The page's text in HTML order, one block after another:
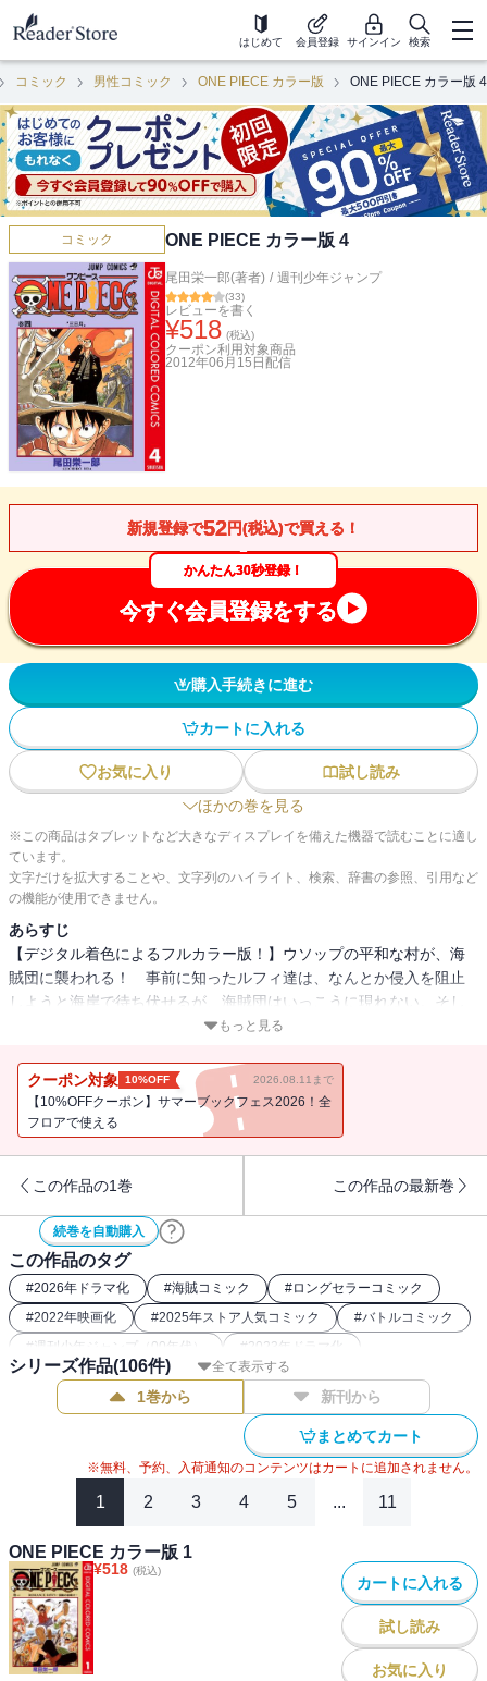
はじめて 会員登録 サインイン 検索
コミック 男性コミック ONE PIECE カラー版 ONE PIECE カラー版 4
コミック ONE PIECE カラー版 4
尾田栄一郎(著者) / 週刊少年ジャンプ
(33)
レビューを書く
¥518 (税込)
クーポン利用対象商品
2012年06月15日 配信
新規登録で52円(税込)で買える！
かんたん30秒登録！
今すぐ会員登録をする
購入手続きに進む
カートに入れる
お気に入り
試し読み
ほかの巻を見る
※この商品はタブレットなど大きなディスプレイを備えた機器で読むことに適し
ています。
文字だけを拡大することや、文字列のハイライト、検索、辞書の参照、引用など
の機能が使用できません。
あらすじ
【デジタル着色によるフルカラー版！】ウソップの平和な村が、海
賊団に襲われる！ 事前に知ったルフィ達は、なんとか侵入を阻止
しようと海岸で待ち伏せるが、海賊団はいっこうに現れない。そし
て、反対側の海岸から、なにやら騒がしい声がして…!?
もっと見る
クーポン対象 10%OFF 2026.08.11まで
【10%OFFクーポン】サマーブックフェス2026！全
フロアで使える
この作品の1巻 この作品の最新巻
続巻を自動購入
この作品のタグ
#2026年ドラマ化 #海賊コミック #ロングセラーコミック
#2022年映画化 #2025年ストア人気コミック #バトルコミック
#週刊少年ジャンプ（00年代） #2023年ドラマ化
#ONEPIECE関連作 #最強主人公コミック
フルカラーコミック（ジャンプ系）
週刊少年ジャンプ（90年代）
全て表示する
シリーズ作品(106件)
1巻から 新刊から
まとめてカート
※無料、予約、入荷通知のコンテンツはカートに追加されません。
1 2 3 4 5 ... 11
ONE PIECE カラー版 1
¥518 (税込)
カートに入れる
試し読み
お気に入り